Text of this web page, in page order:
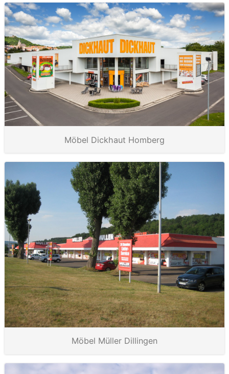
Möbel Dickhaut Homberg
Möbel Müller Dillingen